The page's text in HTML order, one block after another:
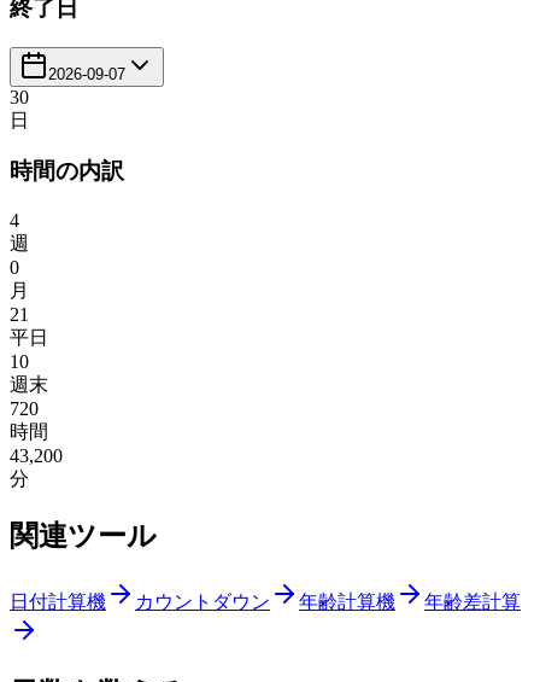
終了日
2026-09-07
30
日
時間の内訳
4
週
0
月
21
平日
10
週末
720
時間
43,200
分
関連ツール
日付計算機 カウントダウン 年齢計算機 年齢差計算